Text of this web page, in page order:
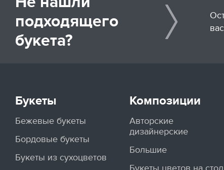
подходящего
букета?
Букеты
Бежевые букеты
Бордовые букеты
Букеты из сухоцветов
Композиции
Авторские
дизайнерские
Большие